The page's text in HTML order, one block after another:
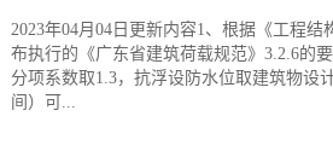
2023年04月04日更新内容1、根据《工程结
布执行的《广东省建筑荷载规范》3.2.6的
分项系数取1.3，抗浮设防水位取建筑物设
间）可...